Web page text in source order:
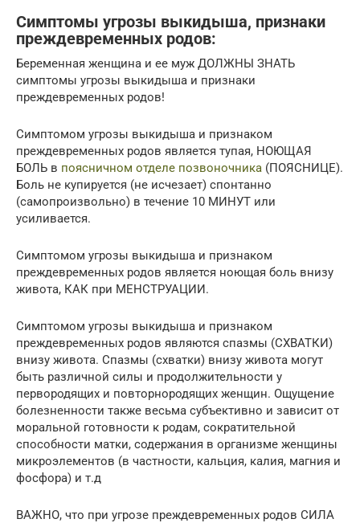
Симптомы угрозы выкидыша, признаки
преждевременных родов:
Беременная женщина и ее муж ДОЛЖНЫ ЗНАТЬ
симптомы угрозы выкидыша и признаки
преждевременных родов!
Симптомом угрозы выкидыша и признаком
преждевременных родов является тупая, НОЮЩАЯ
БОЛЬ в поясничном отделе позвоночника (ПОЯСНИЦЕ).
Боль не купируется (не исчезает) спонтанно
(самопроизвольно) в течение 10 МИНУТ или
усиливается.
Симптомом угрозы выкидыша и признаком
преждевременных родов является ноющая боль внизу
живота, КАК при МЕНСТРУАЦИИ.
Симптомом угрозы выкидыша и признаком
преждевременных родов являются спазмы (СХВАТКИ)
внизу живота. Спазмы (схватки) внизу живота могут
быть различной силы и продолжительности у
первородящих и повторнородящих женщин. Ощущение
болезненности также весьма субъективно и зависит от
моральной готовности к родам, сократительной
способности матки, содержания в организме женщины
микроэлементов (в частности, кальция, калия, магния и
фосфора) и т.д
ВАЖНО, что при угрозе преждевременных родов СИЛА